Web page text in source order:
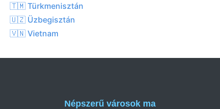
🇹🇲 Türkmenisztán
🇺🇿 Üzbegisztán
🇻🇳 Vietnam
Népszerű városok ma